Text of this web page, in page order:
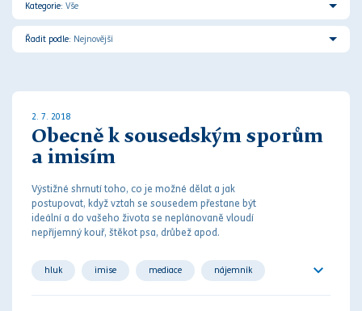
Kategorie: Vše
Řadit podle: Nejnovější
2. 7. 2018
Obecně k sousedským sporům
a imisím
Výstižné shrnutí toho, co je možné dělat a jak
postupovat, když vztah se sousedem přestane být
ideální a do vašeho života se neplánovaně vloudí
nepříjemný kouř, štěkot psa, drůbež apod.
hluk imise mediace nájemník
nepřiměřené místním poměrům občanský zákoník